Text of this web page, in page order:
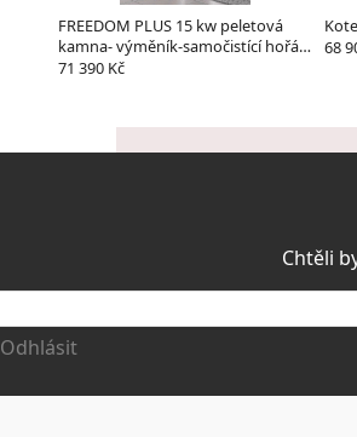
FREEDOM PLUS 15 kw peletová
kamna- výměník-samočistící hořák-
bezkontaktní zapalování
71 390 Kč
68
Chtěli
Odhlásit